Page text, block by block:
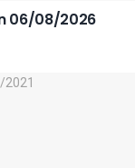
06/08/2026